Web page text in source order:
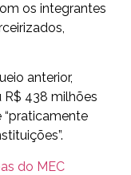
os integrantes
anterior,
R$ 438 milhões
do MEC